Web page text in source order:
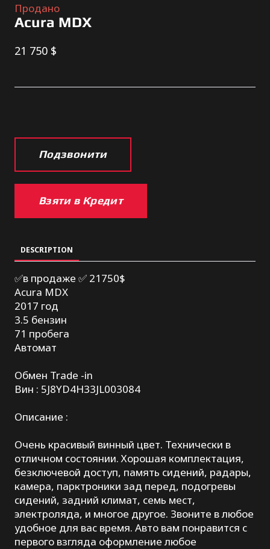
Продано
Acura MDX
21 750 $
Подзвонити
Взяти в Кредит
DESCRIPTION
✅в продаже ✅ 21750$
Acura MDX
2017 год
3.5 бензин
71 пробега
Автомат
Обмен Trade -in
Вин : 5J8YD4H33JL003084
Описание :
Очень красивый винный цвет. Технически в
отличном состоянии. Хорошая комплектация,
безключевой доступ, память сидений, радары,
камера, парктроники зад перед, подогревы
сидений, задний климат, семь мест,
электроляда, и многое другое. Звоните в любое
удобное для вас время. Авто вам понравится с
первого взгляда оформление любое